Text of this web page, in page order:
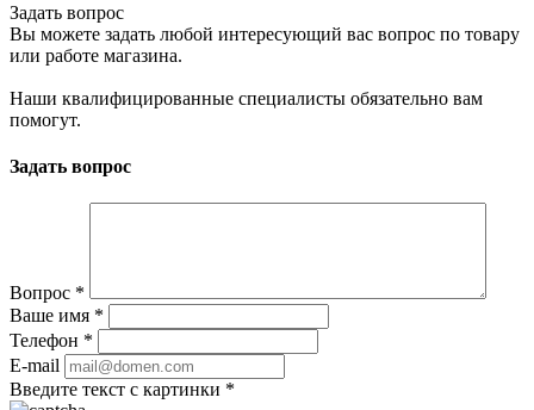
Задать вопрос
Вы можете задать любой интересующий вас вопрос по товару
или работе магазина.
Наши квалифицированные специалисты обязательно вам
помогут.
Задать вопрос
Вопрос *
Ваше имя *
Телефон *
E-mail
Введите текст с картинки *